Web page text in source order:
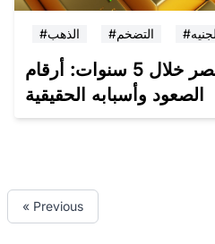
#الذهب #التضخم
قفزات الذهب في مصر خلال 5 سنوات: أرقام
الصعود وأسبابه الحقيقية
« Previous